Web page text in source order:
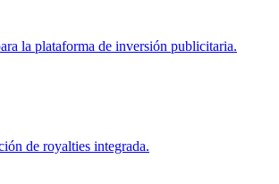
la plataforma de inversión publicitaria.
de royalties integrada.